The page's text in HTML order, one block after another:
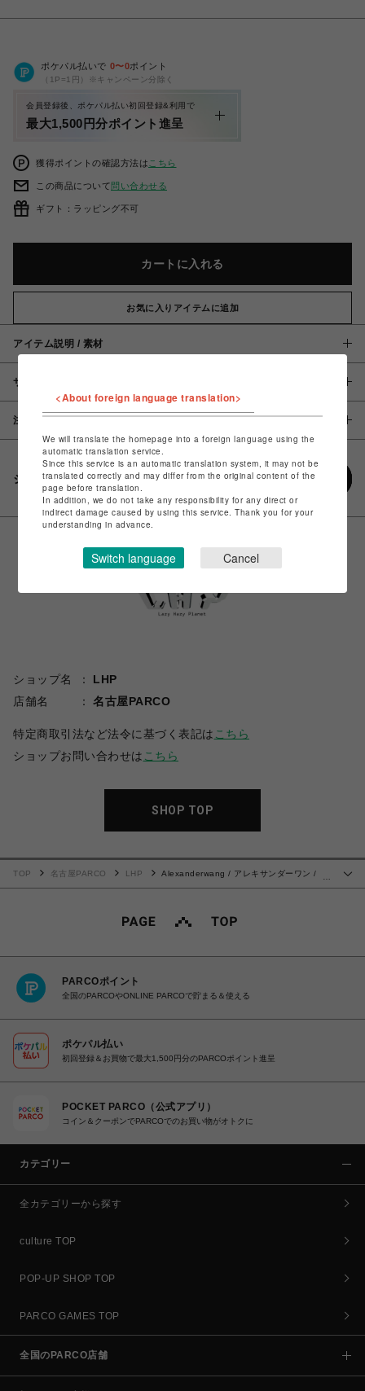
ポケパル払いで 0〜0ポイント
（1P=1円）※キャンペーン分除く
会員登録後、ポケパル払い初回登録&利用で
最大1,500円分ポイント進呈
獲得ポイントの確認方法は こちら
この商品について問い合わせる
ギフト：ラッピング不可
カートに入れる
お気に入りアイテムに追加
アイテム説明 / 素材
サイズ
注意事項
シェアする
ショップ名
LHP
店舗名
名古屋PARCO
特定商取引法など法令に基づく表記は こちら
ショップお問い合わせは こちら
SHOP TOP
…
TOP 名古屋PARCO LHP
Alexanderwang / アレキサンダーワン /
PARCOポイント
全国のPARCOやONLINE PARCOで貯まる＆使える
ポケパル払い
初回登録＆お買物で最大1,500円分のPARCOポイント進呈
POCKET PARCO（公式アプリ）
コイン＆クーポンでPARCOでのお買い物がオトクに
カテゴリー
全カテゴリーから探す
culture TOP
POP-UP SHOP TOP
PARCO GAMES TOP
全国のPARCO店舗
<About foreign language translation>
We will translate the homepage into a foreign language using the
automatic translation service.
Since this service is an automatic translation system, it may not be
translated correctly and may differ from the original content of the
page before translation.
In addition, we do not take any responsibility for any direct or
indirect damage caused by using this service. Thank you for your
understanding in advance.
Switch language Cancel